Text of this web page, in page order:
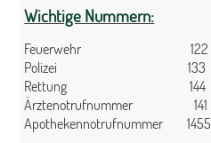
Wichtige Nummern:
Feuerwehr 122
Polizei 133
Rettung 144
Ärztenotrufnummer 141
Apothekennotrufnummer 1455